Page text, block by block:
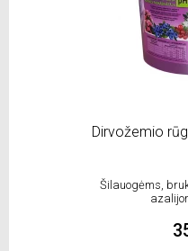
Dirvožemio
Šilauogėms,